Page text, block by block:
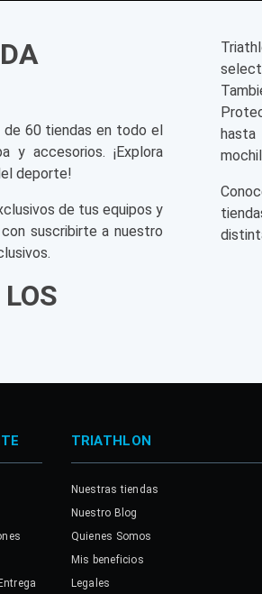
de 60 tiendas en todo el
y accesorios. ¡Explora
deporte!
de tus equipos y
suscribirte a nuestro
TRIATHLON
Nuestras tiendas
Nuestro Blog
Quienes Somos
Mis beneficios
Legales